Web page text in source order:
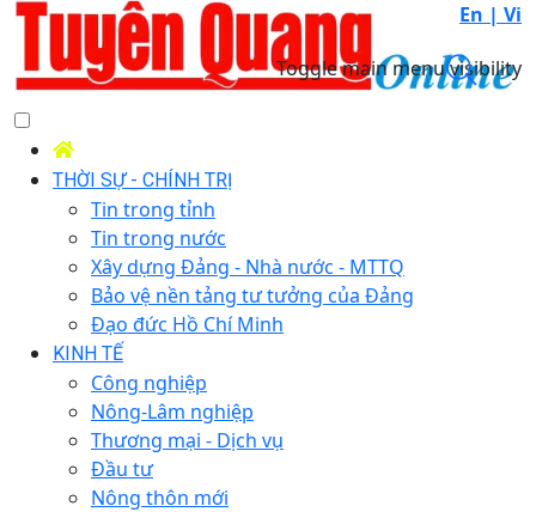
En | Vi
Toggle main menu visibility
THỜI SỰ - CHÍNH TRỊ
Tin trong tỉnh
Tin trong nước
Xây dựng Đảng - Nhà nước - MTTQ
Bảo vệ nền tảng tư tưởng của Đảng
Đạo đức Hồ Chí Minh
KINH TẾ
Công nghiệp
Nông-Lâm nghiệp
Thương mại - Dịch vụ
Đầu tư
Nông thôn mới